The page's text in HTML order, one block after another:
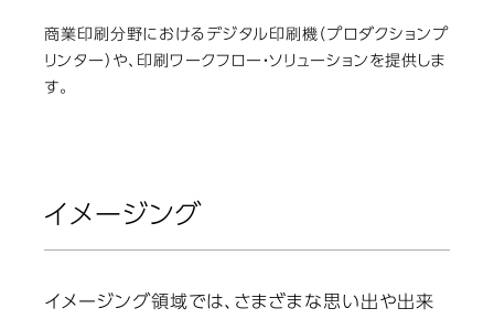
商業印刷分野におけるデジタル印刷機（プロダクションプ
リンター）や、印刷ワークフロー・ソリューションを提供しま
す。
イメージング
イメージング領域では、さまざまな思い出や出来